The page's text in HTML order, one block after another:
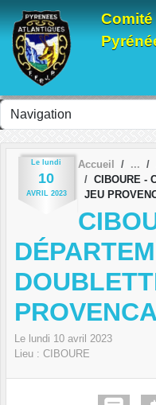
Le lundi
10
AVRIL 2023
Accueil
CIBOURE -
JEU
Le lundi 10 avril 2023
Lieu : CIBOURE
Panneau de gestion des